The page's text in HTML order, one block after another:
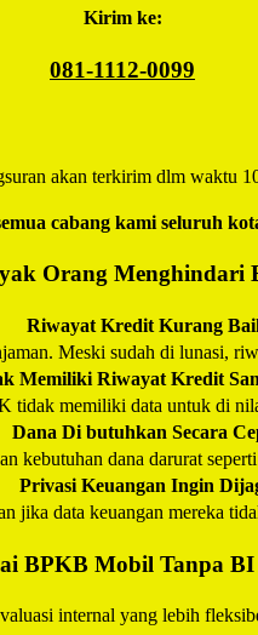
Kirim ke:
081-1112-0099
akan terkirim dlm waktu
cabang kami seluruh
Orang Menghindari
Riwayat Kredit Kurang
Meski sudah di lunasi,
Memiliki Riwayat Kredit
tidak memiliki data untuk di
Dana Di butuhkan Secara
kebutuhan dana darurat
Privasi Keuangan Ingin
jika data keuangan mereka
BPKB Mobil Tanpa
internal yang lebih